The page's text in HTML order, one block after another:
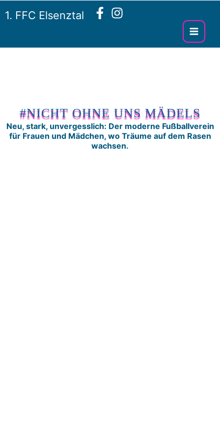
Inhalt
1. FFC Elsenztal
#NICHT OHNE UNS MÄDELS
Neu, stark, unvergesslich: Der moderne Fußballverein
für Frauen und Mädchen, wo Träume auf dem Rasen
wachsen.